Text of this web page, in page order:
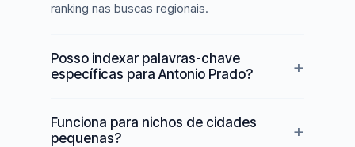
ranking nas buscas regionais.
Posso indexar palavras-chave
específicas para Antonio Prado?
Funciona para nichos de cidades
pequenas?